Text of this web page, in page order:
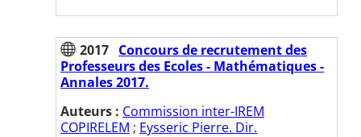
2017 Concours de recrutement des
Professeurs des Ecoles - Mathématiques -
Annales 2017.
Auteurs : Commission inter-IREM
COPIRELEM ; Eysseric Pierre. Dir.